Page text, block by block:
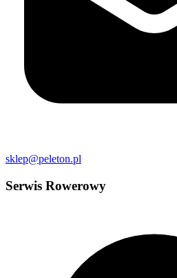
sklep@peleton.pl
Serwis Rowerowy